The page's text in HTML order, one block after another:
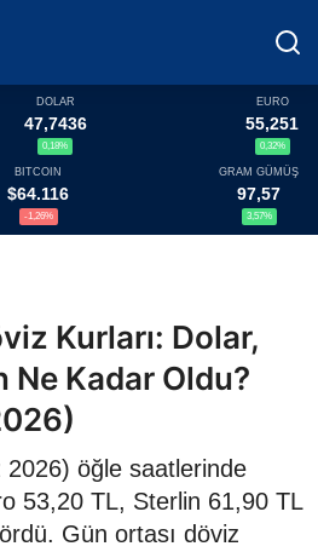
DOLAR
47,7436
0,18%
EURO
55,251
0,32%
BITCOIN
$64.116
-1,26%
GRAM GÜMÜŞ
97,57
3,57%
Kurları: Dolar,
Ne Kadar Oldu?
öğle saatlerinde
53,20 TL, Sterlin 61,90 TL
Gün ortası döviz